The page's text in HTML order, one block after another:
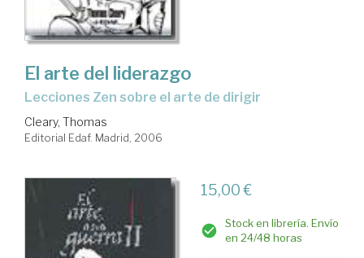
El arte del liderazgo
lecciones Zen sobre el arte de dirigir
Cleary, Thomas
Editorial Edaf. Madrid, 2006
15,00 €
Stock en librería. Envío
en 24/48 horas